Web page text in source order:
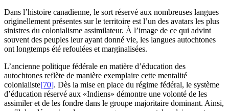
Dans l’histoire canadienne, le sort réservé aux nombreuses langues
originellement présentes sur le territoire est l’un des avatars les plus
sinistres du colonialisme assimilateur. À l’image de ce qui advint
souvent des peuples leur ayant donné vie, les langues autochtones
ont longtemps été refoulées et marginalisées.
L’ancienne politique fédérale en matière d’éducation des
autochtones reflète de manière exemplaire cette mentalité
colonialiste[70]. Dès la mise en place du régime fédéral, le système
d’éducation réservé aux «Indiens» démontre une volonté de les
assimiler et de les fondre dans le groupe majoritaire dominant. Ainsi,